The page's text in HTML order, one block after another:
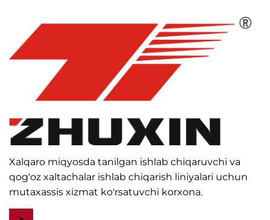
Xalqaro miqyosda tanilgan ishlab chiqaruvchi va
qog'oz xaltachalar ishlab chiqarish liniyalari uchun
mutaxassis xizmat ko'rsatuvchi korxona.